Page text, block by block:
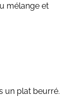
mélange et
un plat beurré.